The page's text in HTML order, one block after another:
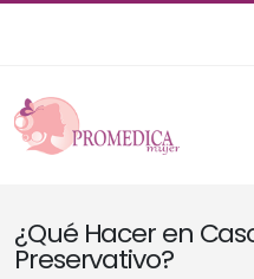
¿Qué Hacer en
Preservativo?